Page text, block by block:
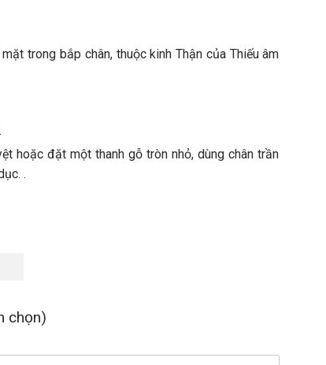
trong bắp chân, thuộc kinh Thận của Thiếu âm
hoặc đặt một thanh gỗ tròn nhỏ, dùng chân trần
.
chọn)